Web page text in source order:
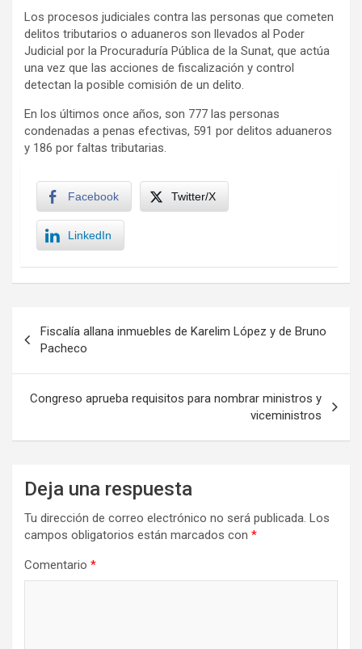
Los procesos judiciales contra las personas que cometen
delitos tributarios o aduaneros son llevados al Poder
Judicial por la Procuraduría Pública de la Sunat, que actúa
una vez que las acciones de fiscalización y control
detectan la posible comisión de un delito.
En los últimos once años, son 777 las personas
condenadas a penas efectivas, 591 por delitos aduaneros
y 186 por faltas tributarias.
Facebook Twitter/X
LinkedIn
de
entradas
Fiscalía allana inmuebles de Karelim López y de Bruno
Pacheco
Congreso aprueba requisitos para nombrar ministros y
viceministros
Deja una respuesta
Tu dirección de correo electrónico no será publicada. Los
campos obligatorios están marcados con *
Comentario *